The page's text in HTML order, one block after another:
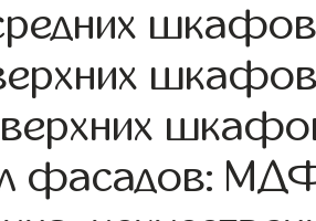
фасадов: